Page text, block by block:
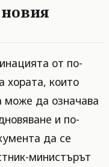
от по-
хората, които
може да означава
и по-
да се
министърът